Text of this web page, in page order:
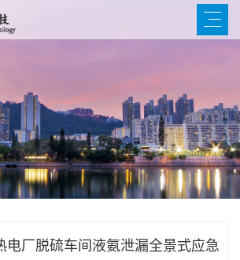
厂脱硫车间液氨泄漏全景式应急